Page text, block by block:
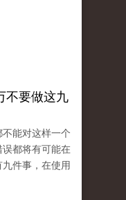
不要做这九
能对这样一个
都将有可能在
件事，在使用